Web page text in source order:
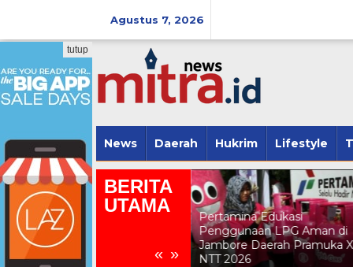
Agustus 7, 2026
News Daerah Hukrim Lifestyle
tutup
BERITA
UTAMA
« »
Pertamina Edukasi
Penggunaan LPG Aman di
Jambore Daerah Pramuka X
NTT 2026
Delegasi APINDO NTT
Rakernas APINDO 2026 di
Makassar